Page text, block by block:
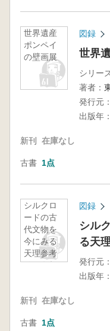
世界遺産
ポンペイ
の壁画展
図録
世界
シリー
著者：
発行元：
出版年：
新刊 在庫なし
古書 1点
シルクロ
ードの古
代文物を
今にみる
天理参考
館50年記
図録
シル
る天
発行元：
出版年：
新刊 在庫なし
古書 1点